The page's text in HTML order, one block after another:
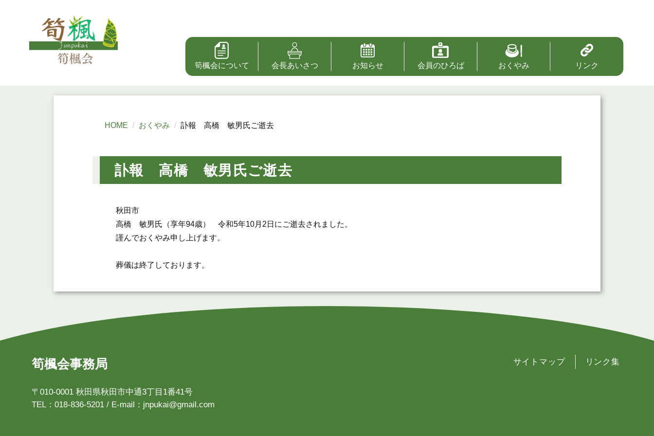
筍楓会について 会長あいさつ お知らせ 会員のひろば おくやみ リンク
HOME おくやみ 訃報 高橋 敏男氏ご逝去
訃報 高橋 敏男氏ご逝去
秋田市
高橋 敏男氏（享年94歳） 令和5年10月2日にご逝去されました。
謹んでおくやみ申し上げます。
葬儀は終了しております。
サイトマップ リンク集
筍楓会事務局
〒010-0001 秋田県秋田市中通3丁目1番41号
TEL：018-836-5201 / E-mail：jnpukai@gmail.com